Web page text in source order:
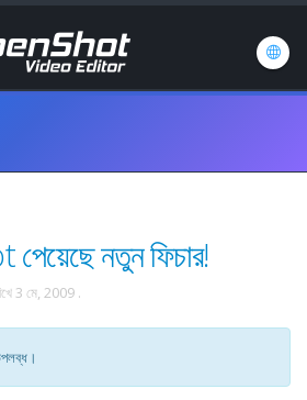
নতুন ফিচার!
3 মে, 2009 .